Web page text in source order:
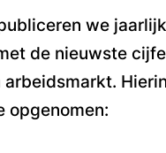
we
de nieuwste
arbeidsmarkt.
opgenomen: